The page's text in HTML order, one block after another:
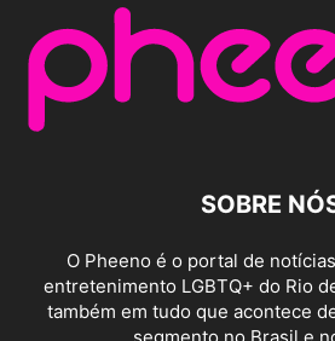
SOBRE
O Pheeno é o portal de
entretenimento LGBTQ+ do Rio
também em tudo que acontece